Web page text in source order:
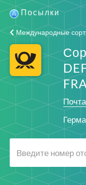
Посылки
Международные